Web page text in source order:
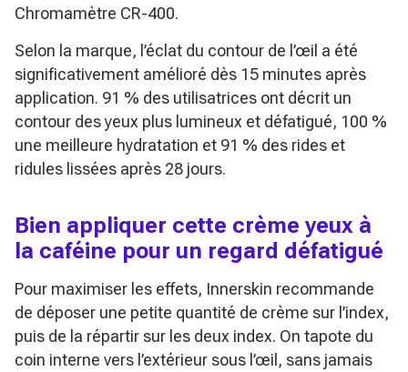
Chromamètre CR-400.
Selon la marque, l’éclat du contour de l’œil a été
significativement amélioré dès 15 minutes après
application. 91 % des utilisatrices ont décrit un
contour des yeux plus lumineux et défatigué, 100 %
une meilleure hydratation et 91 % des rides et
ridules lissées après 28 jours.
Bien appliquer cette crème yeux à
la caféine pour un regard défatigué
Pour maximiser les effets, Innerskin recommande
de déposer une petite quantité de crème sur l’index,
puis de la répartir sur les deux index. On tapote du
coin interne vers l’extérieur sous l’œil, sans jamais